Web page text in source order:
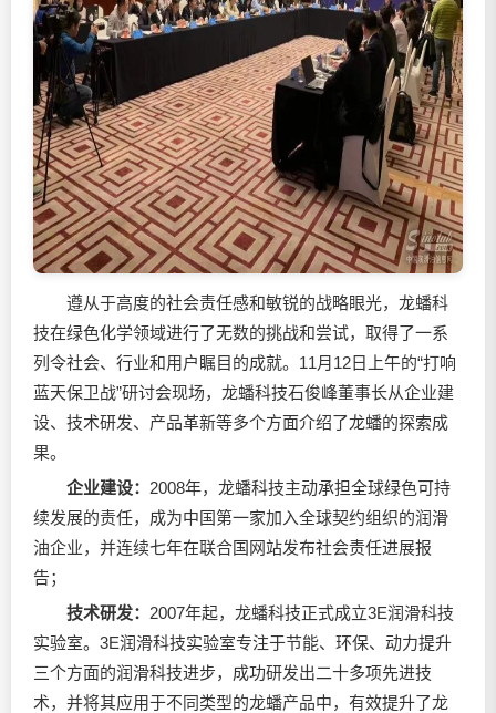
遵从于高度的社会责任感和敏锐的战略眼光，龙蟠科
技在绿色化学领域进行了无数的挑战和尝试，取得了一系
列令社会、行业和用户瞩目的成就。11月12日上午的“打响
蓝天保卫战”研讨会现场，龙蟠科技石俊峰董事长从企业建
设、技术研发、产品革新等多个方面介绍了龙蟠的探索成
果。
企业建设： 2008年，龙蟠科技主动承担全球绿色可持
续发展的责任，成为中国第一家加入全球契约组织的润滑
油企业，并连续七年在联合国网站发布社会责任进展报
告；
技术研发： 2007年起，龙蟠科技正式成立3E润滑科技
实验室。3E润滑科技实验室专注于节能、环保、动力提升
三个方面的润滑科技进步，成功研发出二十多项先进技
术，并将其应用于不同类型的龙蟠产品中，有效提升了龙